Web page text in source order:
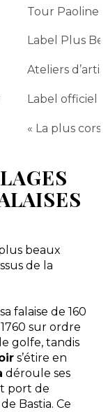
Tour Paoline
Label Plus
Ateliers
Label officiel
« La plus
beaux
de la
falaise de 160
sur ordre
golfe, tandis
s’étire en
déroule ses
port de
Bastia. Ce